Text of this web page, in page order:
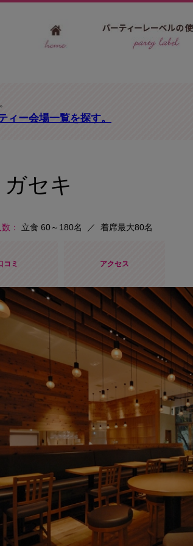
ィー会場一覧を探す。
ガセキ
数 立食 60～180名 ／ 着席最大80名
コミ アクセス